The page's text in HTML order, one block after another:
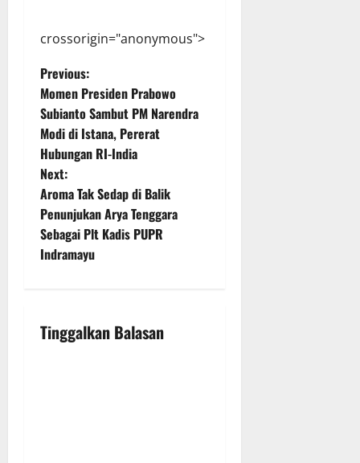
crossorigin="anonymous">
P
o
s
t
n
a
i
g
Previous:
Momen Presiden Prabowo
Subianto Sambut PM Narendra
Modi di Istana, Pererat
Hubungan RI-India
Next:
Aroma Tak Sedap di Balik
Penunjukan Arya Tenggara
Sebagai Plt Kadis PUPR
Indramayu
Tinggalkan Balasan